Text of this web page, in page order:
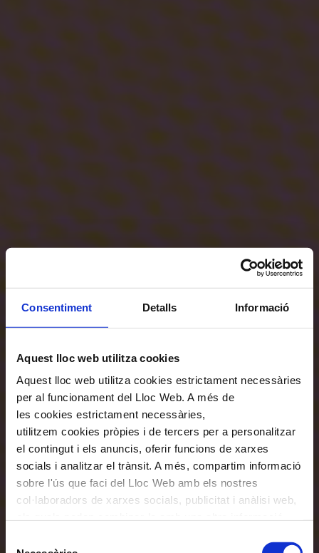
Consentiment Detalls Informació
Aquest lloc web utilitza cookies
Aquest lloc web utilitza cookies estrictament necessàries
per al funcionament del Lloc Web. A més de
les cookies estrictament necessàries,
utilitzem cookies pròpies i de tercers per a personalitzar
el contingut i els anuncis, oferir funcions de xarxes
socials i analitzar el trànsit. A més, compartim informació
sobre l'ús que faci del Lloc Web amb els nostres
col·laboradors de xarxes socials, publicitat i anàlisi web,